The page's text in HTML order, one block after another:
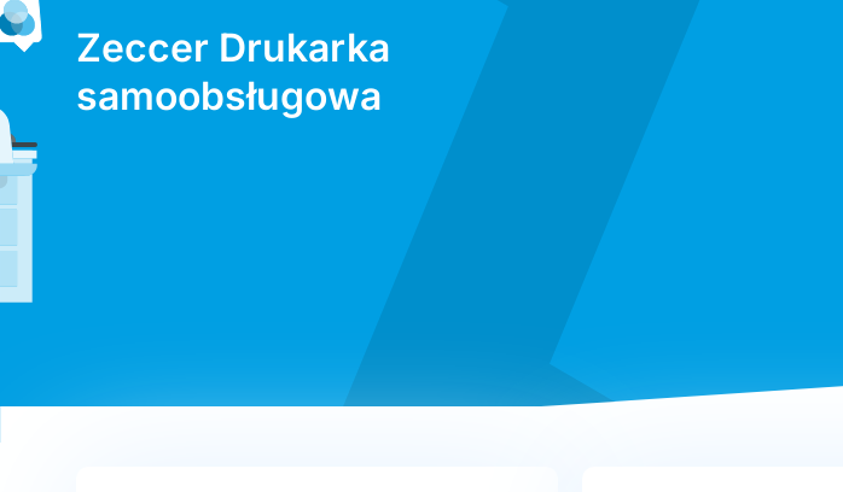
Zeccer Drukarka
samoobsługowa